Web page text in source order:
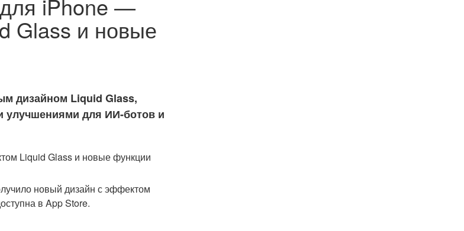
iPhone —
Glass и новые
дизайном Liquid Glass,
улучшениями для ИИ-ботов и
новый дизайн с эффектом
в App Store.